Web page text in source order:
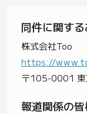
同件に関す
株式会社Too
https://
〒105-0001 東
報道関係の